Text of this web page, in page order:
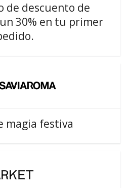
de descuento de
30% en tu primer
magia festiva